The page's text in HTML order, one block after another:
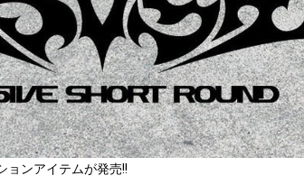
ョンアイテムが発売!!